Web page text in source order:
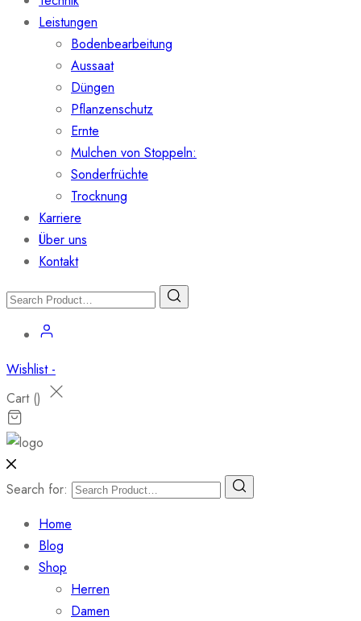
Leistungen
Bodenbearbeitung
Aussaat
Düngen
Pflanzenschutz
Ernte
Mulchen von Stoppeln:
Sonderfrüchte
Trocknung
Karriere
Über uns
Kontakt
Wishlist -
Cart ()
Search for:
Home
Blog
Shop
Herren
Damen